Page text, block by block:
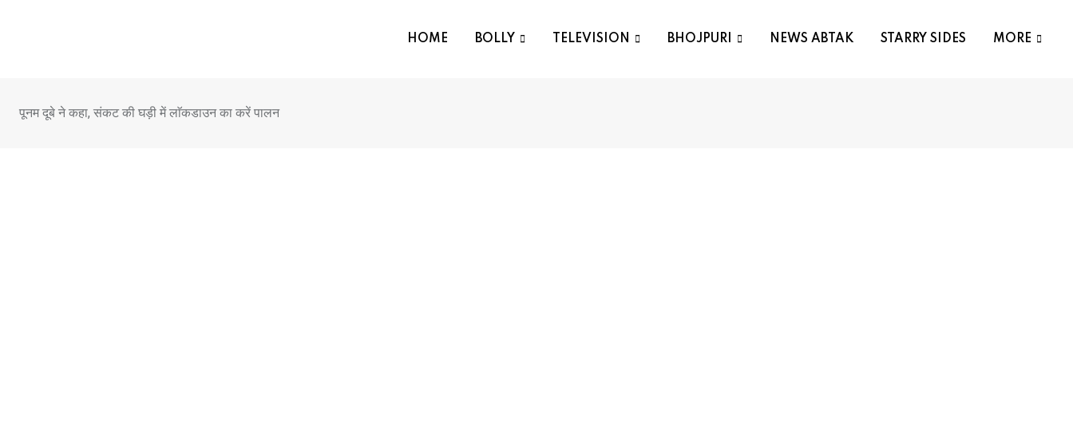
HOME BOLLY TELEVISION BHOJPURI NEWS ABTAK STARRY SIDES MORE
पूनम दूबे ने कहा, संकट की घड़ी में लाॅकडाउन का करें पालन